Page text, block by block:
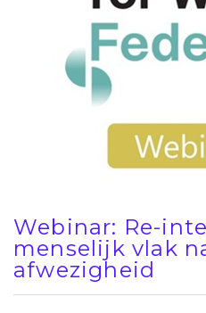
Webinar: Re-
menselijk vlak
afwezigheid